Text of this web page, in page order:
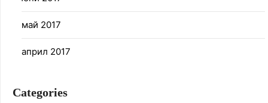
май 2017
април 2017
Categories